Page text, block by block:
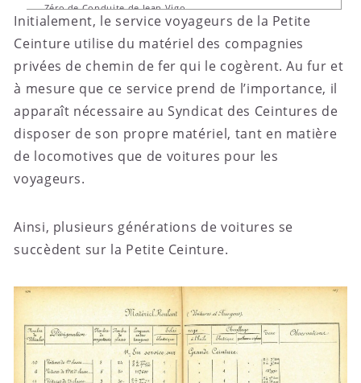
Zéro de Conduite de Jean Vigo
Fin de carrière sur des chemins de fer secondaires
Une voiture inspirée de celles de la Petite Ceinture à
Reproduction en modélisme (marque Fradis)
Les fourgons à vigie de frein
Initialement, le service voyageurs de la Petite
Ceinture utilise du matériel des compagnies
privées de chemin de fer qui le cogèrent. Au fur et
à mesure que ce service prend de l’importance, il
apparaît nécessaire au Syndicat des Ceintures de
disposer de son propre matériel, tant en matière
de locomotives que de voitures pour les
voyageurs.
Ainsi, plusieurs générations de voitures se
succèdent sur la Petite Ceinture.